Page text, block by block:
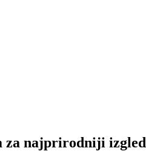
za najprirodniji izgled